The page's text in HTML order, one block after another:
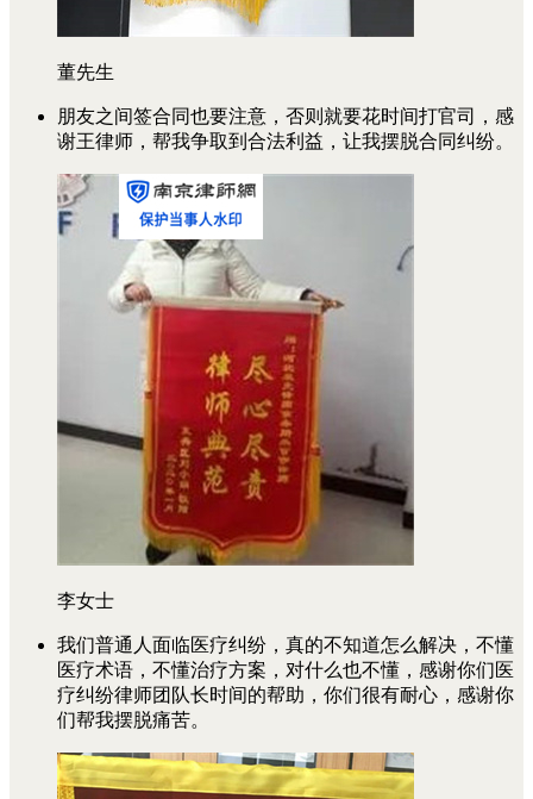
董先生
朋友之间签合同也要注意，否则就要花时间打官司，感
谢王律师，帮我争取到合法利益，让我摆脱合同纠纷。
李女士
我们普通人面临医疗纠纷，真的不知道怎么解决，不懂
医疗术语，不懂治疗方案，对什么也不懂，感谢你们医
疗纠纷律师团队长时间的帮助，你们很有耐心，感谢你
们帮我摆脱痛苦。